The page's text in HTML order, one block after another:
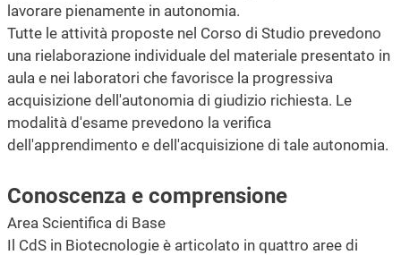
lavorare pienamente in autonomia.
Tutte le attività proposte nel Corso di Studio prevedono
una rielaborazione individuale del materiale presentato in
aula e nei laboratori che favorisce la progressiva
acquisizione dell'autonomia di giudizio richiesta. Le
modalità d'esame prevedono la verifica
dell'apprendimento e dell'acquisizione di tale autonomia.
Conoscenza e comprensione
Area Scientifica di Base
Il CdS in Biotecnologie è articolato in quattro aree di